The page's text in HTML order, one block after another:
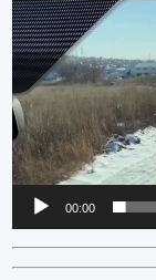
00:00